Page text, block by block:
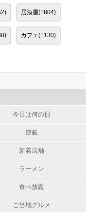
居酒屋(1804)
カフェ(1130)
今日は何の日
連載
新着店舗
ラーメン
食べ放題
ご当地グルメ